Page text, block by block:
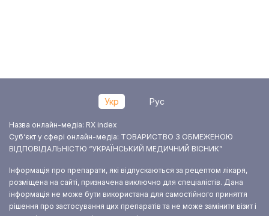
Укр Рус
Назва онлайн-медіа: RX index
Суб‘єкт у сфері онлайн-медіа: ТОВАРИСТВО З ОБМЕЖЕНОЮ
ВІДПОВІДАЛЬНІСТЮ “УКРАЇНСЬКИЙ МЕДИЧНИЙ ВІСНИК”
Інформація про препарати, які відпускаються за рецептом лікаря,
розміщена на сайті, призначена виключно для спеціалістів. Дана
інформація не може бути використана для самостійного приняття
рішення про застосування цих препаратів та не може замінити візит і